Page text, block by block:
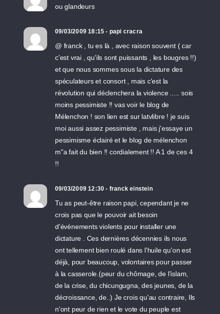
ou glandeurs
09/03/2009 18:15 - papi cracra
@ franck , tu es là , avec raison souvent ( car
c'est vrai , qu'ils sont puissants , les bougres !!)
et que nous sommes sous la dictature des
spéculateurs et consort , mais c'est la
révolution qui déclenchera la violence ..... sois
moins pessimiste !! vas voir le blog de
Mélenchon ! son lien est sur latvlibre ! je suis
moi aussi assez pessimiste , mais j'essaye un
pessimisme éclairé et le blog de mélenchon
m"a fait du bien !! cordialement !! A 1 de ces 4
!!
09/03/2009 12:30 - franck einstein
Tu as peut-être raison papi, cependant je ne
crois pas que le pouvoir ait besoin
d'évènements violents pour installer une
dictature . Ces dernières décennies ils nous
ont tellement bien roulé dans l'huile qu'on est
déjà, pour beaucoup, volontaires pour passer
à la casserole.(peur du chômage, de l'islam,
de la crise, du chicungugna, des jeunes, de la
décroissance, de..) Je crois qu'au contraire, Ils
n'ont peur de rien et le vote du peuple est